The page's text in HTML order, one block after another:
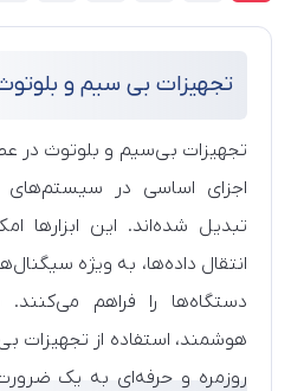
تجهیزات بی سیم و
تجهیزات بی‌سیم و بلوتوث در
اجزای اساسی در سیستم‌های
تبدیل شده‌اند. این ابزارها
انتقال داده‌ها، به ویژه
دستگاه‌ها را فراهم
هوشمند، استفاده از تجهیزات
روزمره و حرفه‌ای به یک